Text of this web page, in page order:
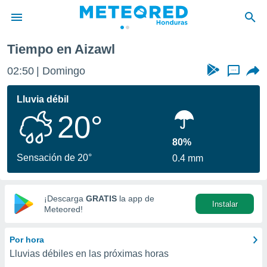
de
ha sido
para
que se
calidad.
a este
las
y
digital
basada
Tiempo en Aizawl
02:50 Domingo ...
Lluvia débil
20°
Sensación de 20°
80%
0.4 mm
¡Descarga GRATIS la app de
Meteored!
Instalar
Por hora
Lluvias débiles en las próximas horas